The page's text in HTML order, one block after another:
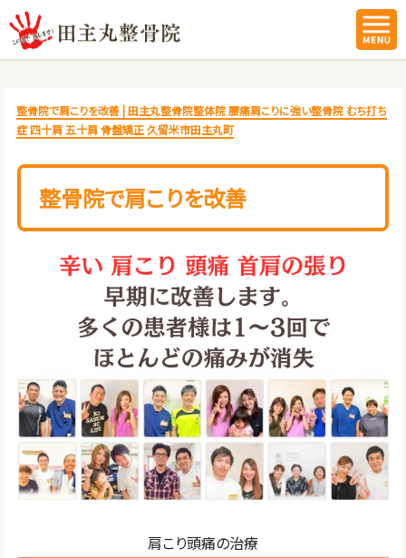
整骨院で肩こりを改善 | 田主丸整骨院整体院 腰痛肩こりに強い整骨院 むち打ち
症 四十肩 五十肩 骨盤矯正 久留米市田主丸町
整骨院で肩こりを改善
肩こり頭痛の治療